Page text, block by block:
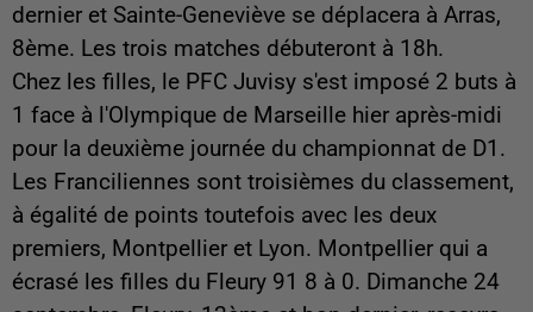
dernier et Sainte-Geneviève se déplacera à Arras,
8ème. Les trois matches débuteront à 18h.
Chez les filles, le PFC Juvisy s'est imposé 2 buts à
1 face à l'Olympique de Marseille hier après-midi
pour la deuxième journée du championnat de D1.
Les Franciliennes sont troisièmes du classement,
à égalité de points toutefois avec les deux
premiers, Montpellier et Lyon. Montpellier qui a
écrasé les filles du Fleury 91 8 à 0. Dimanche 24